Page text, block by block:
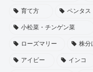
育て方 ペンタス
小松菜・チンゲン菜
ローズマリー 株分
アイビー インコ